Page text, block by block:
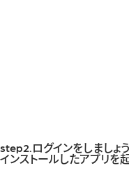
step2.ログインをしましょう
インストールしたアプリを